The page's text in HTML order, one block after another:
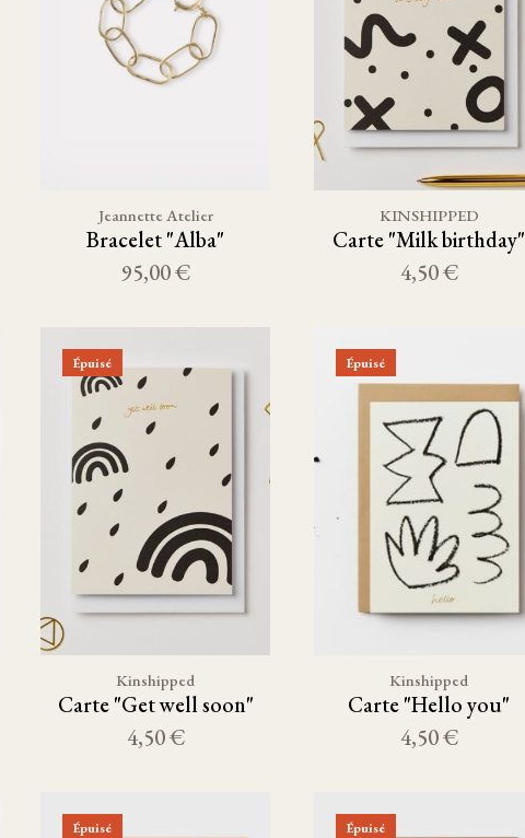
Jeannette Atelier
Bracelet "Alba"
95,00 €
KINSHIPPED
Carte "Milk birthday"
4,50 €
Épuisé
Kinshipped
Carte "Get well soon"
4,50 €
Épuisé
Kinshipped
Carte "Hello you"
4,50 €
Épuisé Épuisé